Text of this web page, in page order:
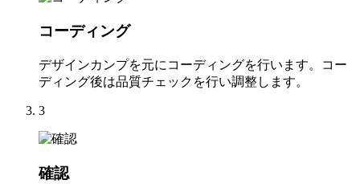
コーディング
デザインカンプを元にコーディングを行います。コー
ディング後は品質チェックを行い調整します。
3
確認